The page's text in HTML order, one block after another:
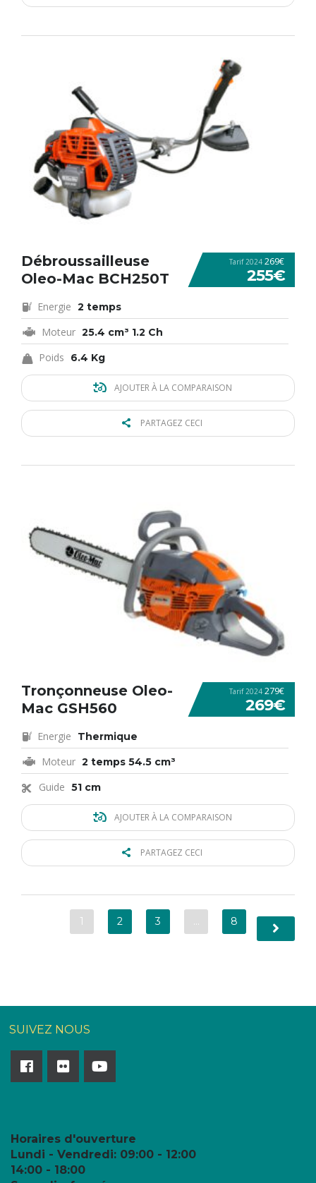
Tarif 2024 269€
255€
Débroussailleuse
Oleo-Mac BCH250T
Energie 2 temps
Moteur 25.4 cm³ 1.2 Ch
Poids 6.4 Kg
AJOUTER À LA COMPARAISON
PARTAGEZ CECI
Tarif 2024 279€
269€
Tronçonneuse Oleo-
Mac GSH560
Energie Thermique
Moteur 2 temps 54.5 cm³
Guide 51 cm
AJOUTER À LA COMPARAISON
PARTAGEZ CECI
1 2 3 … 8
SUIVEZ NOUS
Horaires d'ouverture
Lundi - Vendredi: 09:00 - 12:00
14:00 - 18:00